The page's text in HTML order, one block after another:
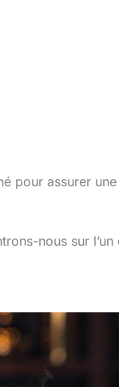
pour assurer
nous sur